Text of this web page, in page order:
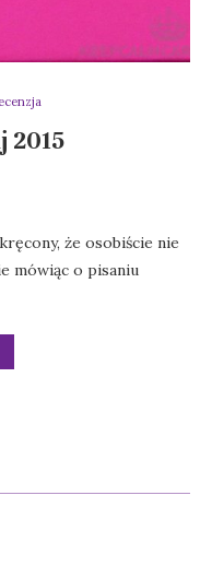
2015
że osobiście nie
mówiąc o pisaniu